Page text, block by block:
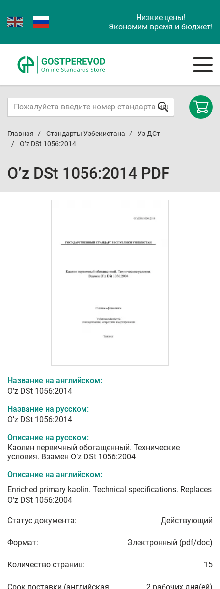
Низкие цены!
Экономим время и бюджет!
Главная Стандарты Узбекистана
Уз ДСт
O’z DSt 1056:2014
O’z DSt 1056:2014 PDF
Название на английском:
O’z DSt 1056:2014
Название на русском:
O’z DSt 1056:2014
Описание на русском:
Каолин первичный обогащенный. Технические
условия. Взамен O’z DSt 1056:2004
Описание на английском:
Enriched primary kaolin. Technical specifications. Replaces
O’z DSt 1056:2004
Статус документа: Действующий
Формат: Электронный (pdf/doc)
Количество страниц: 15
Срок поставки (английская
2 рабочих дня(ей)